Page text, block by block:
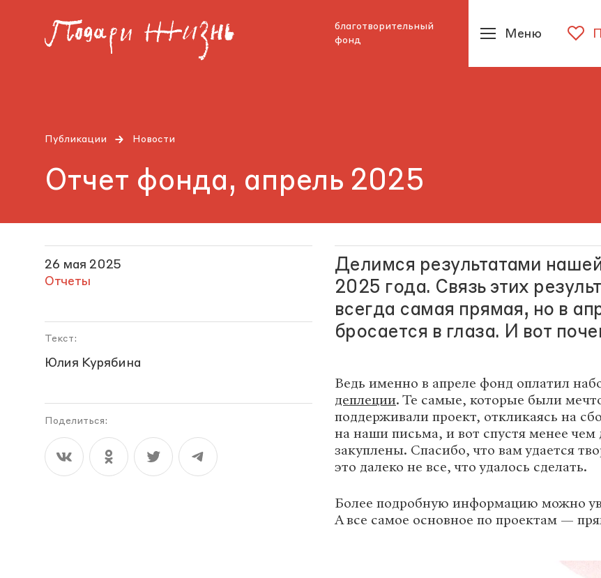
благотворительный
фонд
Меню
Публикации Новости
Отчет фонда, апрель 2025
26 мая 2025
Отчеты
Текст:
Юлия Курябина
Поделиться:
Делимся результатами
2025 года. Связь этих
всегда самая прямая, но в
бросается в глаза. И вот
Ведь именно в апреле фонд оплатил
деплеции. Те самые, которые были
поддерживали проект, откликаясь на
на наши письма, и вот спустя менее
закуплены. Спасибо, что вам удается
это далеко не все, что удалось сделать.
Более подробную информацию можно
А все самое основное по проектам —